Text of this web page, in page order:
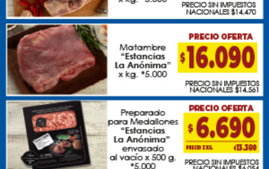
En la reforma laboral
que presentó el
Gobierno, el salario se
establecerá según el
rendimiento del
empleado